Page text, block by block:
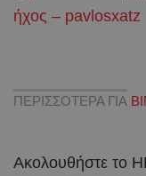
ήχος – pavlosxatz
ΠΕΡΙΣΣΟΤΕΡΑ ΓΙΑ
Ακολουθήστε το